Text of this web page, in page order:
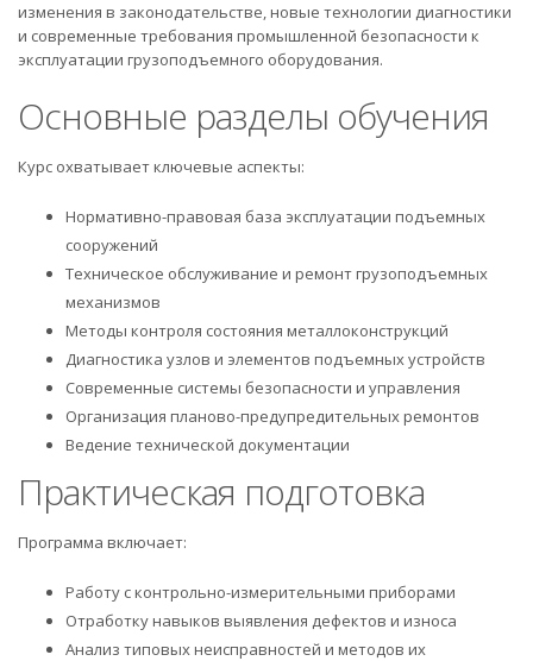
изменения в законодательстве, новые технологии диагностики
и современные требования промышленной безопасности к
эксплуатации грузоподъемного оборудования.
Основные разделы обучения
Курс охватывает ключевые аспекты:
Нормативно-правовая база эксплуатации подъемных
сооружений
Техническое обслуживание и ремонт грузоподъемных
механизмов
Методы контроля состояния металлоконструкций
Диагностика узлов и элементов подъемных устройств
Современные системы безопасности и управления
Организация планово-предупредительных ремонтов
Ведение технической документации
Практическая подготовка
Программа включает:
Работу с контрольно-измерительными приборами
Отработку навыков выявления дефектов и износа
Анализ типовых неисправностей и методов их